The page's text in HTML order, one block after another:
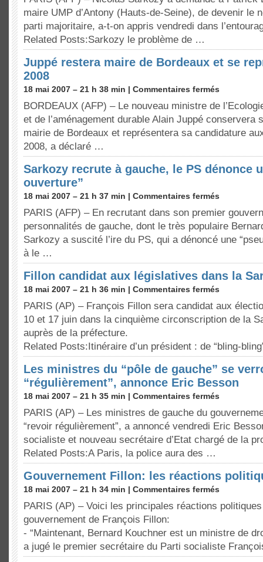
maire UMP d’Antony (Hauts-de-Seine), de devenir le
parti majoritaire, a-t-on appris vendredi dans
Related Posts:Sarkozy le problème de …
Juppé restera maire de Bordeaux et se
2008
18 mai 2007 – 21 h 38 min | Commentaires fermés
BORDEAUX (AFP) – Le nouveau ministre de
et de l’aménagement durable Alain Juppé conservera
mairie de Bordeaux et représentera sa candidature
2008, a déclaré …
Sarkozy recrute à gauche, le PS dénonce
ouverture”
18 mai 2007 – 21 h 37 min | Commentaires fermés
PARIS (AFP) – En recrutant dans son premier
personnalités de gauche, dont le très populaire
Sarkozy a suscité l’ire du PS, qui a dénoncé une
à le …
Fillon candidat aux législatives dans la
18 mai 2007 – 21 h 36 min | Commentaires fermés
PARIS (AP) – François Fillon sera candidat aux
10 et 17 juin dans la cinquième circonscription de la
auprès de la préfecture.
Related Posts:Itinéraire d’un président : de “bling-
Les ministres du “pôle de gauche” se
“régulièrement”, annonce Eric Besson
18 mai 2007 – 21 h 35 min | Commentaires fermés
PARIS (AP) – Les ministres de gauche du
“revoir régulièrement”, a annoncé vendredi Eric
socialiste et nouveau secrétaire d’Etat chargé de la
Related Posts:A Paris, la police aura des …
Gouvernement Fillon: les réactions
18 mai 2007 – 21 h 34 min | Commentaires fermés
PARIS (AP) – Voici les principales réactions
gouvernement de François Fillon:
- “Maintenant, Bernard Kouchner est un ministre de
a jugé le premier secrétaire du Parti socialiste